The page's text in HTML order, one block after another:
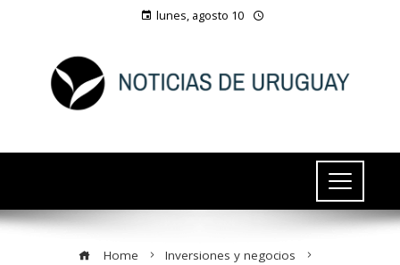
lunes, agosto 10
Home
Inversiones y negocios